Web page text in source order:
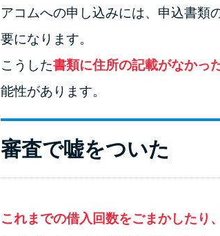
アコムへの申し込みには、申込書類
要になります。
こうした書類に住所の記載がなかっ
能性があります。
審査で嘘をついた
これまでの借入回数をごまかしたり